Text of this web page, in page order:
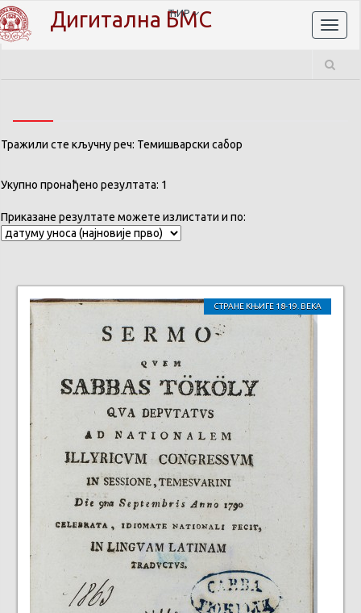
Дигитална БМС
ЋИР
Тражили сте кључну реч: Темишварски сабор
Укупно пронађено резултата: 1
Приказане резултате можете излистати и по:
СТРАНЕ КЊИГЕ 18-19. ВЕКА